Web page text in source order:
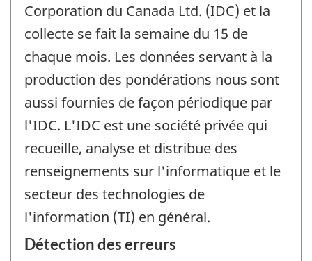
Corporation du Canada Ltd. (IDC) et la
collecte se fait la semaine du 15 de
chaque mois. Les données servant à la
production des pondérations nous sont
aussi fournies de façon périodique par
l'IDC. L'IDC est une société privée qui
recueille, analyse et distribue des
renseignements sur l'informatique et le
secteur des technologies de
l'information (TI) en général.
Détection des erreurs